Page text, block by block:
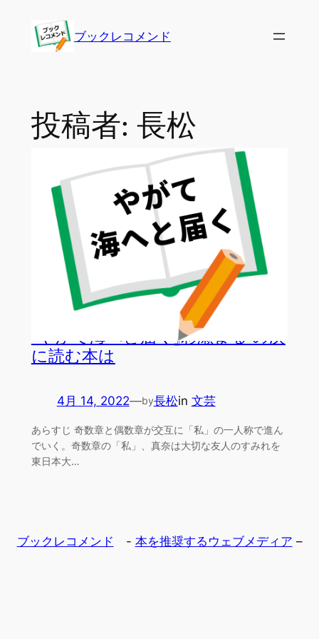
ブックレコメンド
投稿者: 長松
『やがて海へと届く』彩瀬まる の次
に読む本は
4月 14, 2022—by長松in 文芸
あらすじ 奇数章と偶数章が交互に「私」の一人称で進ん
でいく。奇数章の「私」、真奈は大切な友人のすみれを
東日本大…
ブックレコメンド - 本を推奨するウェブメディア –